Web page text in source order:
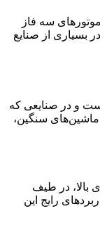
سه فاز
بسیاری از صنایع
است و در صنایعی که
و ماشین‌های سنگین،
بالا، در طیف
رایج این